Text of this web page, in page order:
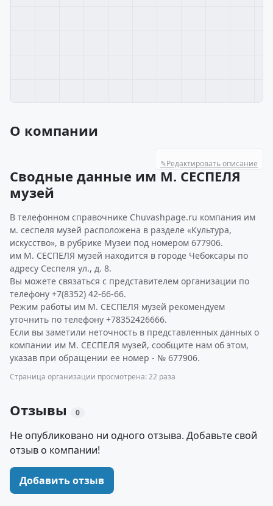
О компании
✎Редактировать описание
Сводные данные им М. СЕСПЕЛЯ
музей
В телефонном справочнике Chuvashpage.ru компания им
м. сеспеля музей расположена в разделе «Культура,
искусство», в рубрике Музеи под номером 677906.
им М. СЕСПЕЛЯ музей находится в городе Чебоксары по
адресу Сеспеля ул., д. 8.
Вы можете связаться с представителем организации по
телефону +7(8352) 42-66-66.
Режим работы им М. СЕСПЕЛЯ музей рекомендуем
уточнить по телефону +78352426666.
Если вы заметили неточность в представленных данных о
компании им М. СЕСПЕЛЯ музей, сообщите нам об этом,
указав при обращении ее номер - № 677906.
Страница организации просмотрена: 22 раза
Отзывы 0
Не опубликовано ни одного отзыва. Добавьте свой
отзыв о компании!
Добавить отзыв